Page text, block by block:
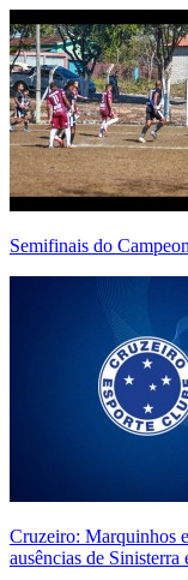
Semifinais do
Cruzeiro: Marquinhos
ausências de Sinisterra